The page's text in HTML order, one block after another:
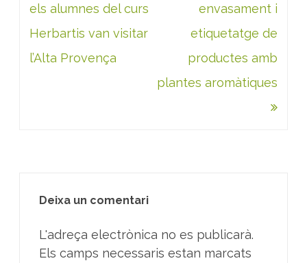
d'entrades
els alumnes del curs
Herbartis van visitar
l’Alta Provença
envasament i
etiquetatge de
productes amb
plantes aromàtiques
Deixa un comentari
L'adreça electrònica no es publicarà.
Els camps necessaris estan marcats